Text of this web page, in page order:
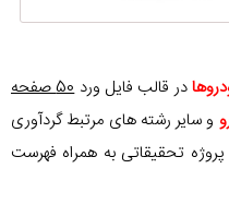
در قالب فایل ورد 50 صفحه
و سایر رشته های مرتبط گردآوری
تحقیقاتی به همراه فهرست